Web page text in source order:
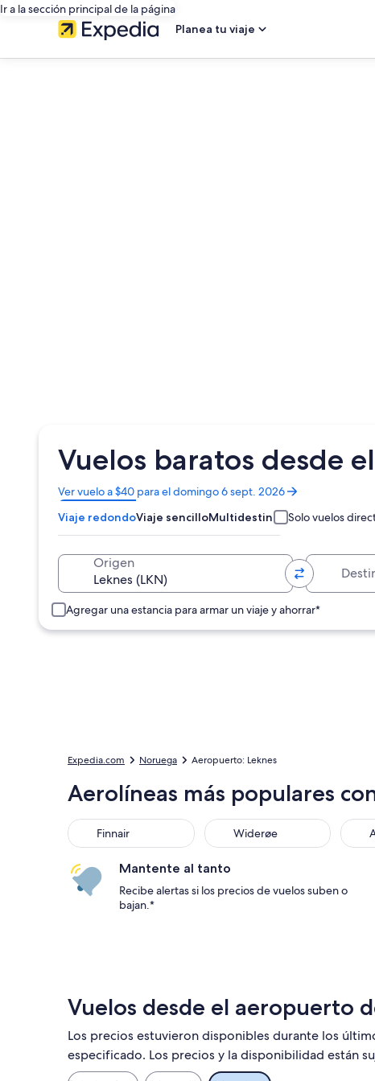
Ir a la sección principal de la página
Planea tu viaje
Vuelos baratos desde
Ver vuelo a $40 para el domingo 6 sept. 2026
Se
abrirá
en
una
ventana
Viaje redondoViaje sencilloMultidestino Solo vuelos
Origen
Agregar una estancia para armar un viaje y ahorrar*
Expedia.com Noruega Aeropuerto: Leknes
Aerolíneas más populares
Finnair Widerøe
Mantente al tanto
Recibe alertas si los precios de vuelos suben o
bajan.*
Vuelos desde el aeropuerto
Los precios estuvieron disponibles durante los
especificado. Los precios y la disponibilidad están